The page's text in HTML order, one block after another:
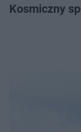
Kosmiczny